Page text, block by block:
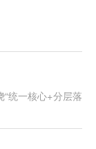
统一核心+分层落